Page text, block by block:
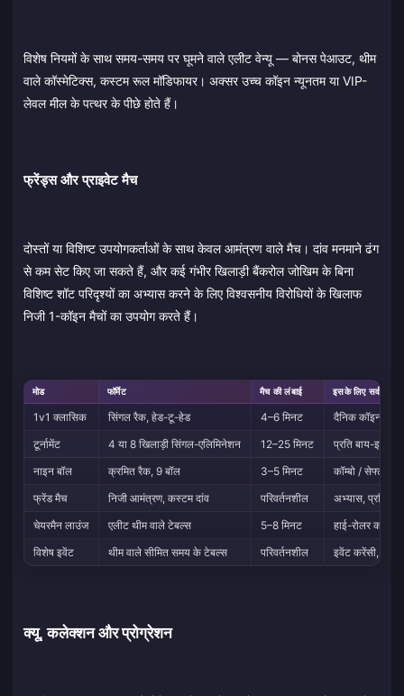
विशेष नियमों के साथ समय-समय पर घूमने वाले एलीट वेन्यू — बोनस पेआउट, थीम
वाले कॉस्मेटिक्स, कस्टम रूल मॉडिफायर। अक्सर उच्च कॉइन न्यूनतम या VIP-
लेवल मील के पत्थर के पीछे होते हैं।
फ्रेंड्स और प्राइवेट मैच
दोस्तों या विशिष्ट उपयोगकर्ताओं के साथ केवल आमंत्रण वाले मैच। दांव मनमाने ढंग
से कम सेट किए जा सकते हैं, और कई गंभीर खिलाड़ी बैंकरोल जोखिम के बिना
विशिष्ट शॉट परिदृश्यों का अभ्यास करने के लिए विश्वसनीय विरोधियों के खिलाफ
निजी 1-कॉइन मैचों का उपयोग करते हैं।
मोड फॉर्मेट मैच की लंबाई इसके लिए सर्वश्रेष्ठ
1v1 क्लासिक सिंगल रैक, हेड-टू-हेड 4–6 मिनट
दैनिक कॉइन
टूर्नामेंट
4 या 8 खिलाड़ी सिंगल-एलिमिनेशन 12–25 मिनट
प्रति बाय-इन
नाइन बॉल
क्रमित रैक, 9 बॉल 3–5 मिनट
कॉम्बो / सेफ्टी
फ्रेंड मैच
निजी आमंत्रण, कस्टम दांव परिवर्तनशील
अभ्यास,
चेयरमैन लाउंज
एलीट थीम वाले टेबल्स 5–8 मिनट
हाई-रोलर
विशेष इवेंट
थीम वाले सीमित समय के टेबल्स परिवर्तनशील इवेंट करेंसी,
क्यू, कलेक्शन और प्रोग्रेशन